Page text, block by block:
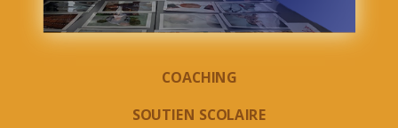
COACHING
SOUTIEN SCOLAIRE